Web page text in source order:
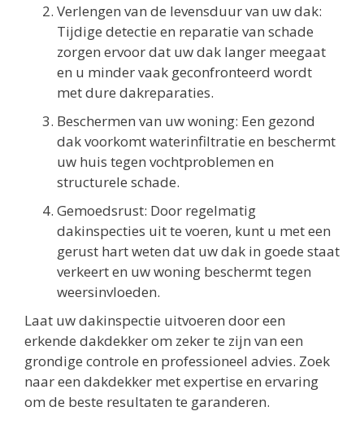
Verlengen van de levensduur van uw dak:
Tijdige detectie en reparatie van schade
zorgen ervoor dat uw dak langer meegaat
en u minder vaak geconfronteerd wordt
met dure dakreparaties.
Beschermen van uw woning: Een gezond
dak voorkomt waterinfiltratie en beschermt
uw huis tegen vochtproblemen en
structurele schade.
Gemoedsrust: Door regelmatig
dakinspecties uit te voeren, kunt u met een
gerust hart weten dat uw dak in goede staat
verkeert en uw woning beschermt tegen
weersinvloeden.
Laat uw dakinspectie uitvoeren door een
erkende dakdekker om zeker te zijn van een
grondige controle en professioneel advies. Zoek
naar een dakdekker met expertise en ervaring
om de beste resultaten te garanderen.